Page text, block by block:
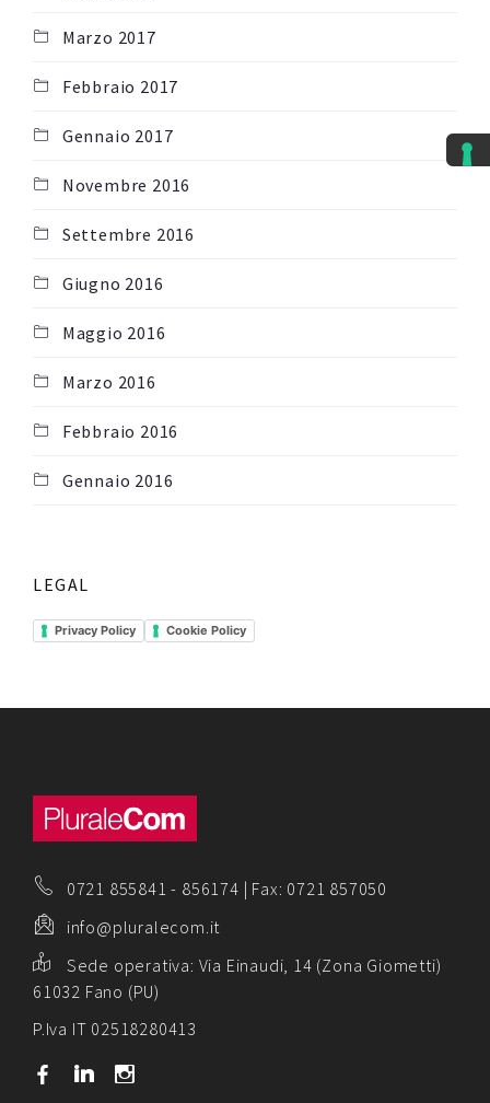
Marzo 2017
Febbraio 2017
Gennaio 2017
Novembre 2016
Settembre 2016
Giugno 2016
Maggio 2016
Marzo 2016
Febbraio 2016
Gennaio 2016
LEGAL
Privacy Policy Cookie Policy
0721 855841 - 856174 | Fax: 0721 857050
info@pluralecom.it
Sede operativa: Via Einaudi, 14 (Zona Giometti)
61032 Fano (PU)
P.Iva IT 02518280413
b j x